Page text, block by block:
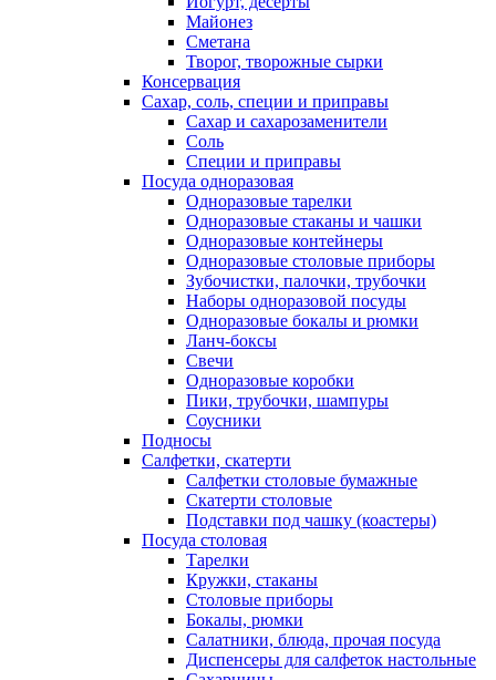
Майонез
Сметана
Творог, творожные сырки
Консервация
Сахар, соль, специи и приправы
Сахар и сахарозаменители
Соль
Специи и приправы
Посуда одноразовая
Одноразовые тарелки
Одноразовые стаканы и чашки
Одноразовые контейнеры
Одноразовые столовые приборы
Зубочистки, палочки, трубочки
Наборы одноразовой посуды
Одноразовые бокалы и рюмки
Ланч-боксы
Свечи
Одноразовые коробки
Пики, трубочки, шампуры
Соусники
Подносы
Салфетки, скатерти
Салфетки столовые бумажные
Скатерти столовые
Подставки под чашку (коастеры)
Посуда столовая
Тарелки
Кружки, стаканы
Столовые приборы
Бокалы, рюмки
Салатники, блюда, прочая посуда
Диспенсеры для салфеток настольные